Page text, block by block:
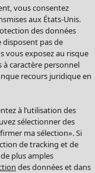
vous consentez
aux États-Unis.
des données
disposent pas de
vous exposez au risque
à caractère personnel
recours juridique en
à l’utilisation des
sélectionner des
ma sélection». Si
de tracking et de
plus amples
des données et dans